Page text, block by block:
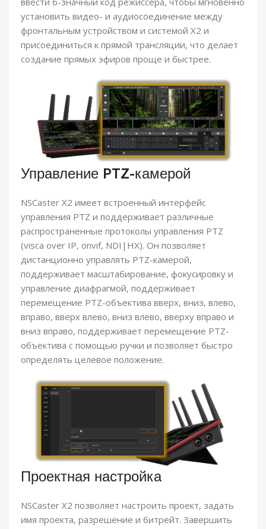
установить видео- и аудиосоединение между
фронтальным устройством и системой X2 и
присоединиться к прямой трансляции, что делает
создание прямых эфиров проще и быстрее.
Управление PTZ-камерой
NSCaster X2 имеет встроенный интерфейс
управления PTZ и поддерживает различные
распространенные протоколы управления PTZ
(visca over IP, onvif, NDI|HX). Он позволяет
дистанционно управлять PTZ-камерой,
поддерживает масштабирование, фокусировку и
управление диафрагмой, поддерживает
перемещение PTZ-объектива вверх, вниз, влево,
вправо, вверх влево, вниз влево, вверху вправо и
вниз вправо, поддерживает перемещение PTZ-
объектива с помощью ручки и позволяет быстро
определять целевое положение.
Проектная настройка
NSCaster X2 позволяет настроить проект, задать
имя проекта, разрешение и битрейт. Завершить